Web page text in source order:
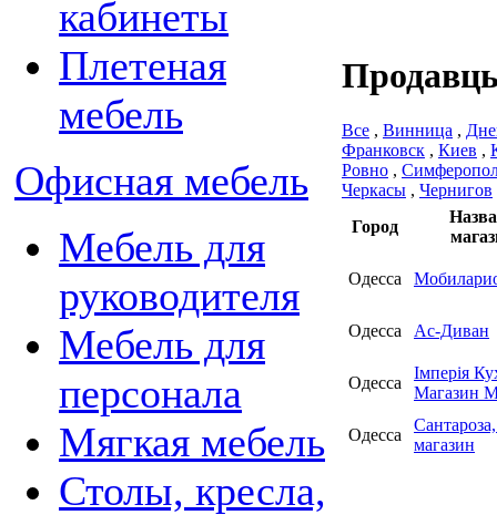
кабинеты
Плетеная
мебель
Офисная мебель
Мебель для
руководителя
Мебель для
персонала
Мягкая мебель
Столы, кресла,
Все , Винница ,
Франковск , Киев ,
Ровно ,
Черкасы , Чернигов
Город
Одесса
Одесса Ас-Диван
Одесса
Імперія
Магазин
Одесса
магазин